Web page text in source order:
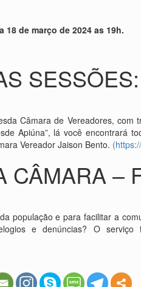
18 de março de 2024 as 19h.
SESSÕES:
Câmara de Vereadores,
Apiúna”, lá você encontrará
Vereador Jaison Bento.
CÂMARA –
população e para facilitar a
e denúncias? O